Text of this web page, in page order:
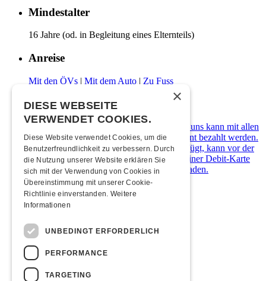
Mindestalter
16 Jahre (od. in Begleitung eines Elternteils)
Anreise
Mit den ÖVs | Mit dem Auto | Zu Fuss
Zahlungsarten
Die Kulturfabrik Kofmehl ist cashfree. Bei uns kann mit allen
gängigen Debit- & Kreditkarten sowie Twint bezahlt werden.
Wer über kein digitales Zahlungsmittel verfügt, kann vor der
Abendkasse ein Kofmehl-Wallet in Form einer Debit-Karte
kostenlos beziehen und diese mit Bargeld laden.
Übernachten
Hotel Kreuz Solothurn
H4 Hotel
Weitere Unterkünfte
Foodtruck
×
DIESE WEBSEITE
VERWENDET COOKIES.
Diese Website verwendet Cookies, um die
Benutzerfreundlichkeit zu verbessern. Durch
die Nutzung unserer Website erklären Sie
sich mit der Verwendung von Cookies in
Übereinstimmung mit unserer Cookie-
Richtlinie einverstanden. Weitere
Informationen
UNBEDINGT ERFORDERLICH
PERFORMANCE
TARGETING